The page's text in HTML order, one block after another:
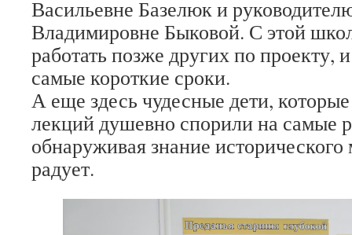
Васильевне Базелюк и
Владимировне Быковой. С этой
работать позже других по проекту,
самые короткие сроки.
А еще здесь чудесные дети,
лекций душевно спорили на самые
обнаруживая знание
радует.